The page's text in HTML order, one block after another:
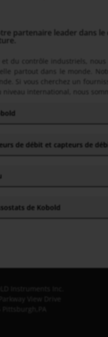
partenaire leader dans
du contrôle industriels,
partout dans le monde.
Si vous cherchez un
niveau international, nous
de débit et capteurs de
de Kobold